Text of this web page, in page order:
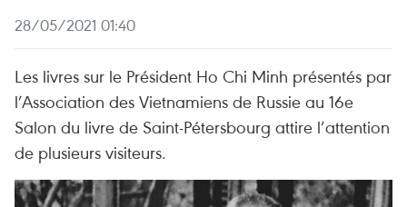
28/05/2021 01:40
Les livres sur le Président Ho Chi Minh présentés par
l’Association des Vietnamiens de Russie au 16e
Salon du livre de Saint-Pétersbourg attire l’attention
de plusieurs visiteurs.